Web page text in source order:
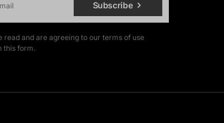
Subscribe
and are agreeing to our terms of use
this form.